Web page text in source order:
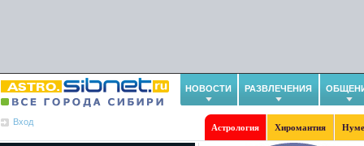
НОВОСТИ РАЗВЛЕЧЕНИЯ
Вход
Астрология Хиромантия